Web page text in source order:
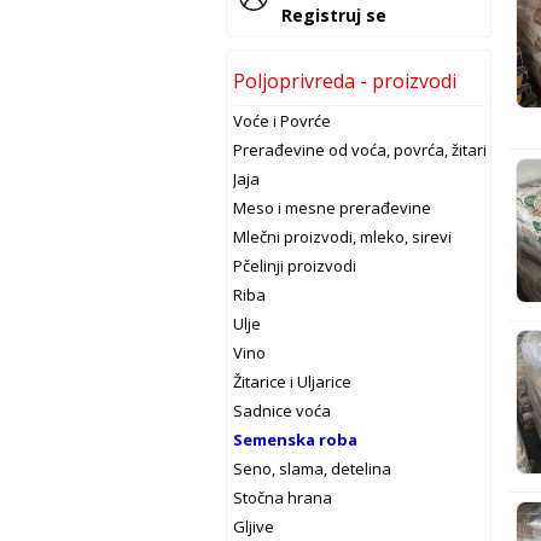
Registruj se
Poljoprivreda - proizvodi
Voće i Povrće
Prerađevine od voća, povrća, žitarica
Jaja
Meso i mesne prerađevine
Mlečni proizvodi, mleko, sirevi
Pčelinji proizvodi
Riba
Ulje
Vino
Žitarice i Uljarice
Sadnice voća
Semenska roba
Seno, slama, detelina
Stočna hrana
Gljive